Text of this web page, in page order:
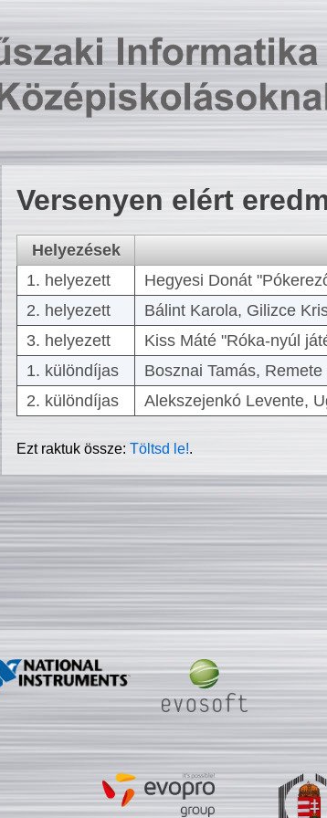
Versenyen elért
Helyezések
1. helyezett
Hegyesi Donát
2. helyezett
Bálint Karola, Gilizce
3. helyezett
Kiss Máté "Róka-nyúl
1. különdíjas
Bosznai Tamás,
2. különdíjas
Alekszejenkó Levente,
Ezt raktuk össze:Töltsd le!.